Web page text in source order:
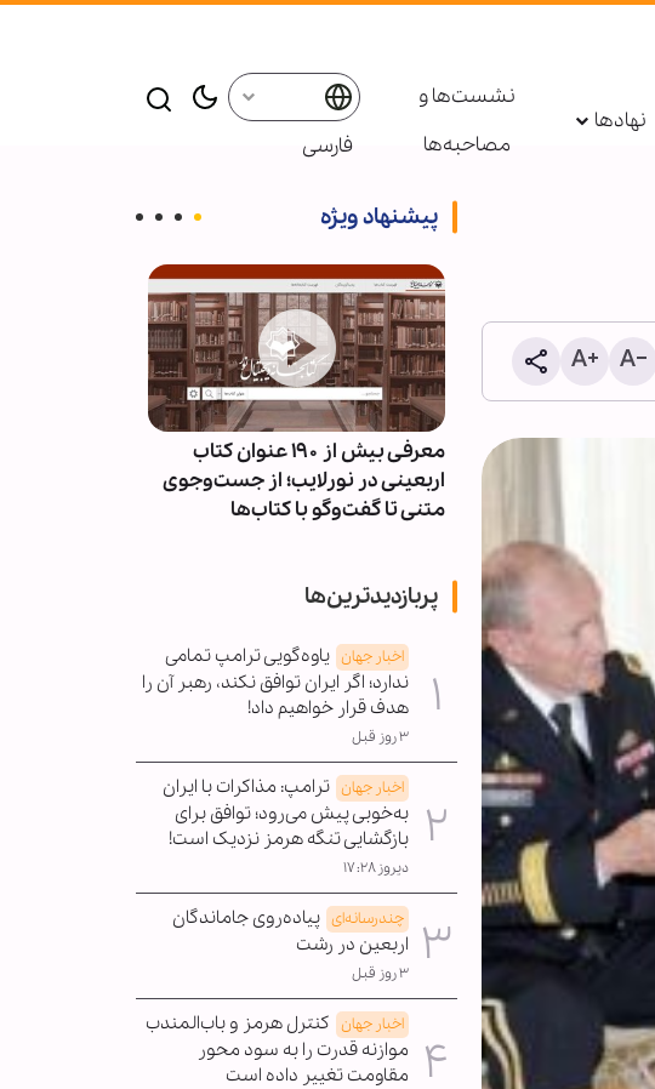
نهادها
نشست‌ها و
مصاحبه‌ها
فارسی
پیشنهاد ویژه
توهین به زائران
معرفی بیش از ۱۹۰ عنوان کتاب
اربعینی در نورلایب؛ از جست‌وجوی
متنی تا گفت‌وگو با کتاب‌ها
پربازدیدترین‌ها
اخبار جهان یاوه‌گویی ترامپ تمامی
ندارد؛ اگر ایران توافق نکند، رهبر آن را
هدف قرار خواهیم داد!
۳ روز قبل
اخبار جهان ترامپ: مذاکرات با ایران
به‌خوبی پیش می‌رود؛ توافق برای
بازگشایی تنگه هرمز نزدیک است!
دیروز ۱۷:۲۸
چندرسانه‌ای پیاده‌روی جاماندگان
اربعین در رشت
۳ روز قبل
اخبار جهان کنترل هرمز و باب‌المندب
موازنه قدرت را به سود محور
مقاومت تغییر داده است